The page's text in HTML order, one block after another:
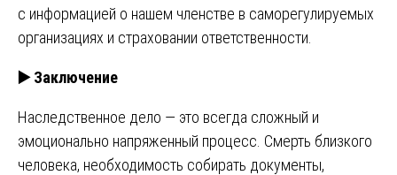
с информацией о нашем членстве в саморегулируемых
организациях и страховании ответственности.
▶️ Заключение
Наследственное дело — это всегда сложный и
эмоционально напряженный процесс. Смерть близкого
человека, необходимость собирать документы,